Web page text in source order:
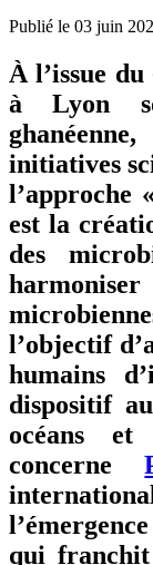
Publié le 03 juin
À l’issue du
à Lyon
initiatives
l’approche
est la
des
l’objectif
humains
dispositif
océans et
concerne
qui franchit